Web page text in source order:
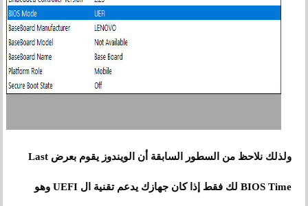
ولذلك نلاحظ من السطور السابقة أن الويندوز يقوم بعرض Last
BIOS Time لك فقط إذا كان جهازك يدعم تقنية ال UEFI وهو